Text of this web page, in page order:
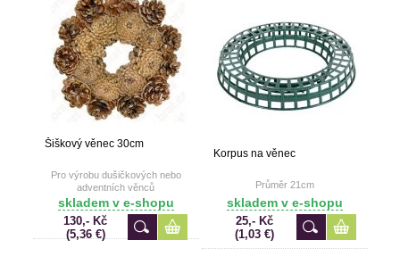
Šiškový věnec 30cm
Pro výrobu dušičkových nebo
adventních věnců
skladem v e-shopu
130,- Kč
(5,36 €)
Korpus na věnec
Průměr 21cm
skladem v e-shopu
25,- Kč
(1,03 €)